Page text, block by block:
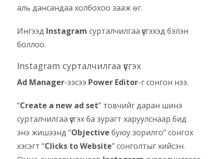
аль дансандаа холбохоо зааж өг.
Ингээд Instagram сурталчилгаа үүсгэхэд бэлэн
боллоо.
Instagram сурталчилгаа үүсгэх
Ad Manager-ээсээ Power Editor-г сонгон нээ.
“Create a new ad set” товчийг даран шинэ
сурталчилгаа үүсгэх ба зурагт харуулснаар бид
энэ жишээнд “Objective буюу зорилго” сонгох
хэсэгт “Clicks to Website” сонголтыг хийсэн.